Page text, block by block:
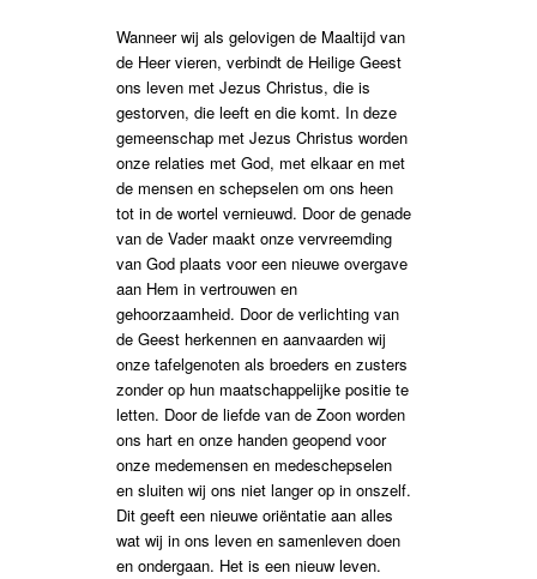
Wanneer wij als gelovigen de Maaltijd van
de Heer vieren, verbindt de Heilige Geest
ons leven met Jezus Christus, die is
gestorven, die leeft en die komt. In deze
gemeenschap met Jezus Christus worden
onze relaties met God, met elkaar en met
de mensen en schepselen om ons heen
tot in de wortel vernieuwd. Door de genade
van de Vader maakt onze vervreemding
van God plaats voor een nieuwe overgave
aan Hem in vertrouwen en
gehoorzaamheid. Door de verlichting van
de Geest herkennen en aanvaarden wij
onze tafelgenoten als broeders en zusters
zonder op hun maatschappelijke positie te
letten. Door de liefde van de Zoon worden
ons hart en onze handen geopend voor
onze medemensen en medeschepselen
en sluiten wij ons niet langer op in onszelf.
Dit geeft een nieuwe oriëntatie aan alles
wat wij in ons leven en samenleven doen
en ondergaan. Het is een nieuw leven.